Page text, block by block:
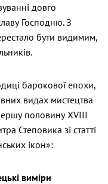
довго
Господню. З
бути видимим,
барокової епохи,
видах мистецтва
половину ХVIIІ
Степовика зі статті
ікон»:
виміри